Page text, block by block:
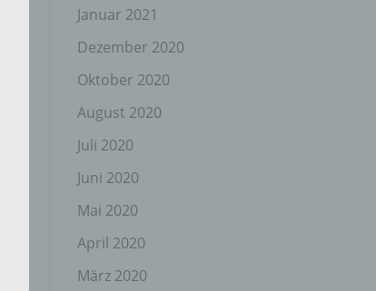
Januar 2021
Dezember 2020
Oktober 2020
August 2020
Juli 2020
Juni 2020
Mai 2020
April 2020
März 2020